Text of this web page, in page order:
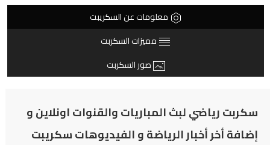
معلومات عن السكريبت
مميزات السكربت
صور السكربت
سكربت رياضي لبث المباريات والقنوات اونلاين و
إضافة أخر أخبار الرياضة و الفيديوهات سكريبت